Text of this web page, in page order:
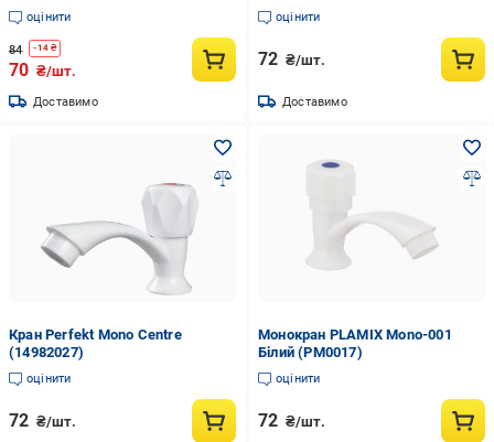
оцінити
84 -14 ₴
70 ₴/шт.
Доставимо
оцінити
72 ₴/шт.
Доставимо
Кран Perfekt Mono Centre
(14982027)
оцінити
72 ₴/шт.
Монокран PLAMIX Mono-001
Білий (PM0017)
оцінити
72 ₴/шт.